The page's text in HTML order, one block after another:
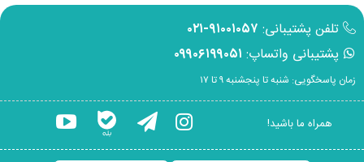
تلفن پشتیبانی: ۹۱۰۰۱۰۵۷-۰۲۱
پشتیبانی واتساپ: ۰۹۹۰۶۱۹۹۰۵۱
زمان پاسخگویی: شنبه تا پنجشنبه ۹ تا ۱۷
همراه ما باشید!